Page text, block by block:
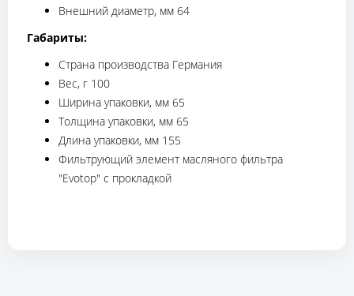
Внешний диаметр, мм 64
Габариты:
Страна производства Германия
Вес, г 100
Ширина упаковки, мм 65
Толщина упаковки, мм 65
Длина упаковки, мм 155
Фильтрующий элемент масляного фильтра
"Evotop" с прокладкой